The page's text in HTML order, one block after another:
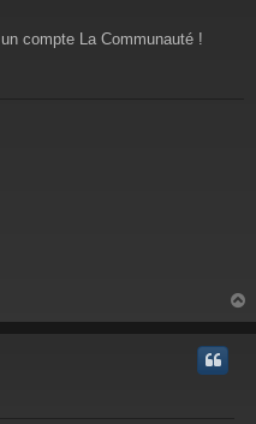
compte La Communauté !
a